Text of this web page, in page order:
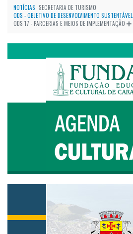
NOTÍCIAS SECRETARIA DE TURISMO
ODS - OBJETIVO DE DESENVOLVIMENTO SUSTENTÁVEL
ODS 17 - PARCERIAS E MEIOS DE IMPLEMENTAÇÃO